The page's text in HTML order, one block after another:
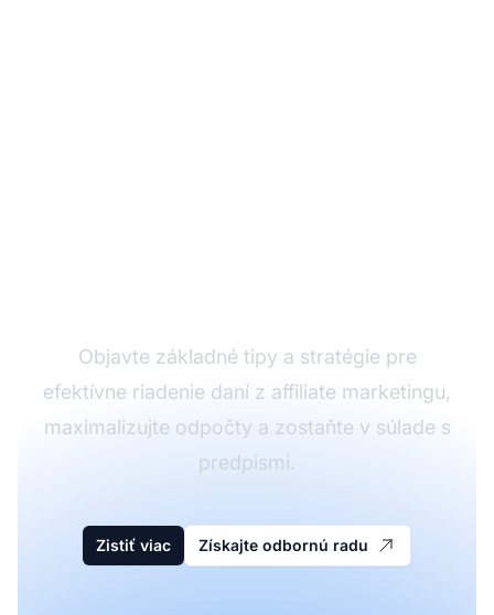
Objavte základné tipy a stratégie pre
efektívne riadenie daní z affiliate marketingu,
maximalizujte odpočty a zostaňte v súlade s
predpismi.
Zistiť viac Získajte odbornú radu